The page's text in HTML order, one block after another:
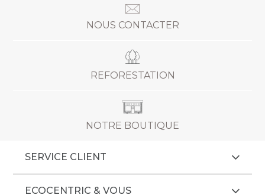
NOUS CONTACTER
REFORESTATION
NOTRE BOUTIQUE
SERVICE CLIENT
ECOCENTRIC & VOUS